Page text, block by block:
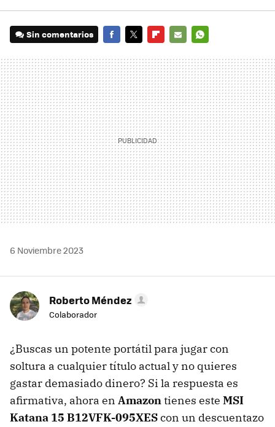
Sin comentarios
MAIL
6 Noviembre 2023
Roberto Méndez
Colaborador
¿Buscas un potente portátil para jugar con
soltura a cualquier título actual y no quieres
gastar demasiado dinero? Si la respuesta es
afirmativa, ahora en Amazontienes este MSI
Katana 15 B12VFK-095XEScon un descuentazo